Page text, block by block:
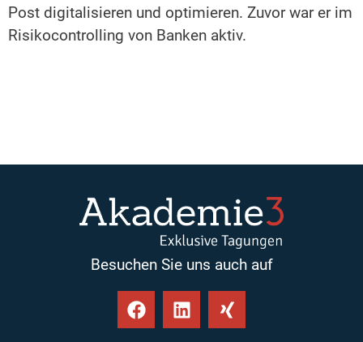
Post digitalisieren und optimieren. Zuvor war er im
Risikocontrolling von Banken aktiv.
Besuchen Sie uns auch auf